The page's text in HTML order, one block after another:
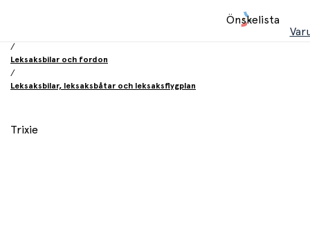
Önskelista
/
Leksaksbilar och fordon
/
Leksaksbilar, leksaksbåtar och leksaksflygplan
Trixie